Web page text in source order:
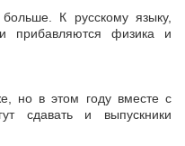
К русскому языку,
прибавляются физика и
но в этом году вместе с
сдавать и выпускники